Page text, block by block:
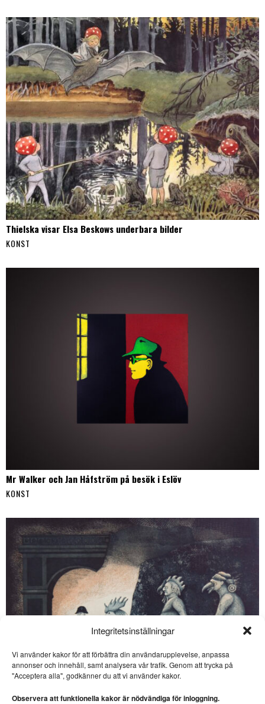
Integritetsinställningar
Vi använder kakor för att förbättra din användarupplevelse, anpassa
annonser och innehåll, samt analysera vår trafik. Genom att trycka på
"Acceptera alla", godkänner du att vi använder kakor.
Observera att funktionella kakor är nödvändiga för inloggning.
Thielska visar Elsa Beskows underbara bilder
KONST
Mr Walker och Jan Håfström på besök i Eslöv
KONST
SE ÄVEN
svenska filmer